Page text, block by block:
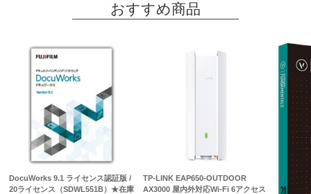
おすすめ商品
DocuWorks 9.1 ライセンス認証版 /
20ライセンス（SDWL551B）★在庫
TP-LINK EAP650-OUTDOOR
AX3000 屋内外対応Wi-Fi 6アクセス